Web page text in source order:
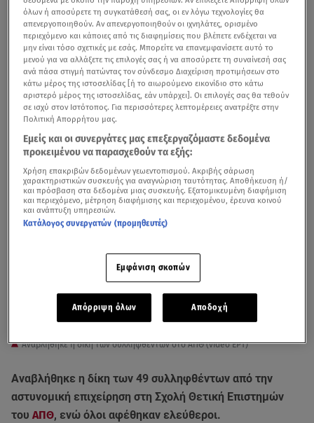
Αναβλήθηκε η δίκη των συλληφθέντων στο ΑΠΘ (video ΕΡΤ)
Αναβλήθηκε η δίκη των 49 συλληφθέντων από την
αστυνομική επιχείρηση στη Σχολή Θετική Επιστημών
του ΑΠΘ, ενώ όλοι αφέθηκαν ελεύθεροι.
όλων ή αποσύρετε τη συγκατάθεσή σας, οι εν λόγω τεχνολογίες θα
απενεργοποιηθούν. Αν απενεργοποιηθούν οι ιχνηλάτες, ορισμένο
περιεχόμενο και κάποιες από τις διαφημίσεις που βλέπετε ενδέχεται να
μην είναι τόσο σχετικές με εσάς. Μπορείτε να επανεμφανίσετε αυτό το
μενού για να αλλάξετε τις επιλογές σας ή να αποσύρετε τη συναίνεσή σας
ανά πάσα στιγμή πατώντας τον σύνδεσμο Διαχείριση προτιμήσεων στο
κάτω μέρος της ιστοσελίδας [ή το αιωρούμενο εικονίδιο στο κάτω
αριστερό μέρος της ιστοσελίδας, εάν υπάρχει]. Οι επιλογές σας θα τεθούν
σε ισχύ στον Ιστότοπος. Για περισσότερες λεπτομέρειες ανατρέξτε στην
Πολιτική Απορρήτου μας.
Εμείς και οι συνεργάτες μας επεξεργαζόμαστε δεδομένα
προκειμένου να παρασχεθούν τα εξής:
Χρήση επακριβών δεδομένων γεωεντοπισμού. Ακριβής σάρωση
χαρακτηριστικών συσκευής για αναγνώριση ταυτότητας. Αποθήκευση ή/
και πρόσβαση στα δεδομένα μιας συσκευής. Εξατομικευμένη διαφήμιση
και περιεχόμενο, μέτρηση διαφήμισης και περιεχομένου, έρευνα κοινού
και ανάπτυξη υπηρεσιών.
Κατάλογος συνεργατών (προμηθευτές)
Εμφάνιση σκοπών
Απόρριψη όλων Αποδοχή